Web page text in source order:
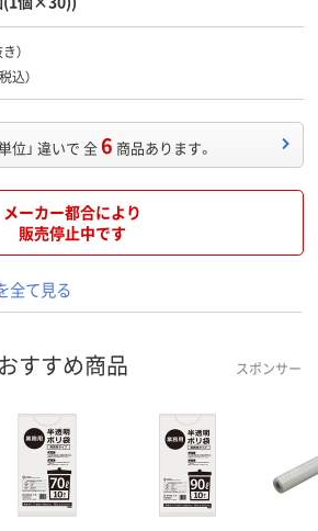
）
税込）
単位」 違いで 全6 商品あります。
メーカー都合により
販売停止中です
全て見る
すすめ商品 スポンサー